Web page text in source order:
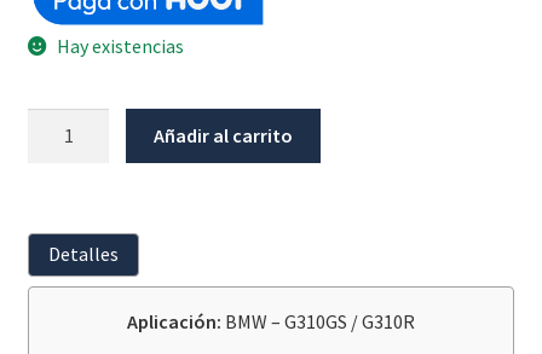
Hay existencias
/
G310R
Añadir al carrito
Detalles
Aplicación: BMW – G310GS / G310R